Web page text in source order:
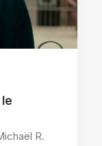
le
R.